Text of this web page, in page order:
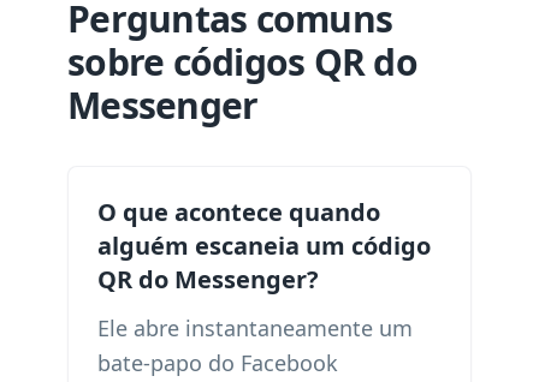
Perguntas comuns
sobre códigos QR do
Messenger
O que acontece quando
alguém escaneia um código
QR do Messenger?
Ele abre instantaneamente um
bate-papo do Facebook